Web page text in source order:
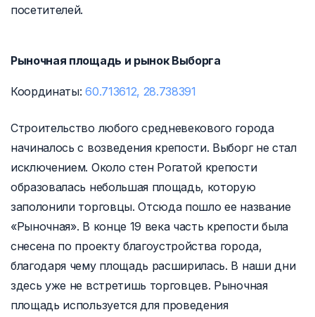
посетителей.
Рыночная площадь и рынок Выборга
Координаты:60.713612, 28.738391
Строительство любого средневекового города
начиналось с возведения крепости. Выборг не стал
исключением. Около стен Рогатой крепости
образовалась небольшая площадь, которую
заполонили торговцы. Отсюда пошло ее название
«Рыночная». В конце 19 века часть крепости была
снесена по проекту благоустройства города,
благодаря чему площадь расширилась. В наши дни
здесь уже не встретишь торговцев. Рыночная
площадь используется для проведения